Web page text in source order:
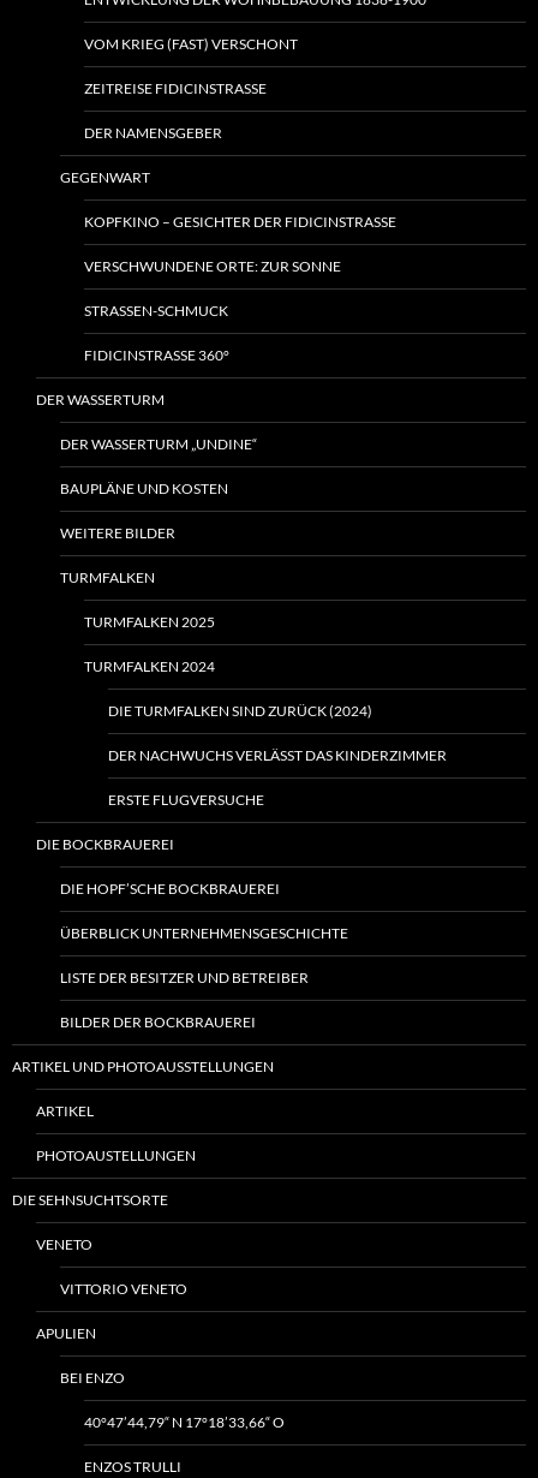
VOM KRIEG (FAST) VERSCHONT
ZEITREISE FIDICINSTRASSE
DER NAMENSGEBER
GEGENWART
KOPFKINO – GESICHTER DER FIDICINSTRASSE
VERSCHWUNDENE ORTE: ZUR SONNE
STRASSEN-SCHMUCK
FIDICINSTRASSE 360°
DER WASSERTURM
DER WASSERTURM „UNDINE“
BAUPLÄNE UND KOSTEN
WEITERE BILDER
TURMFALKEN
TURMFALKEN 2025
TURMFALKEN 2024
DIE TURMFALKEN SIND ZURÜCK (2024)
DER NACHWUCHS VERLÄSST DAS KINDERZIMMER
ERSTE FLUGVERSUCHE
DIE BOCKBRAUEREI
DIE HOPF’SCHE BOCKBRAUEREI
ÜBERBLICK UNTERNEHMENSGESCHICHTE
LISTE DER BESITZER UND BETREIBER
BILDER DER BOCKBRAUEREI
ARTIKEL UND PHOTOAUSSTELLUNGEN
ARTIKEL
PHOTOAUSTELLUNGEN
DIE SEHNSUCHTSORTE
VENETO
VITTORIO VENETO
APULIEN
BEI ENZO
40°47’44,79“ N 17°18’33,66“ O
ENZOS TRULLI